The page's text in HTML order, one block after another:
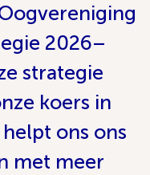
2026–
strategie
koers in
ons ons
met meer